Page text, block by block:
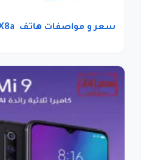
سعر و مواصفات هاتف Honor X8a